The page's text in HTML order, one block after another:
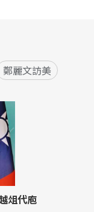
鄭麗文訪美
俎代庖